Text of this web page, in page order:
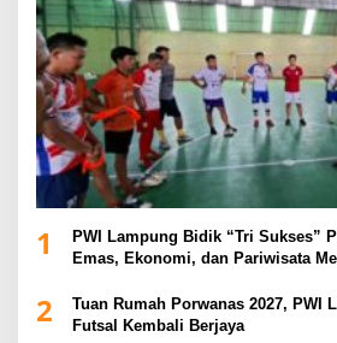
1
PWI Lampung Bidik “Tri Sukses”
Emas, Ekonomi, dan Pariwisata
2
Tuan Rumah Porwanas 2027, PWI
Futsal Kembali Berjaya